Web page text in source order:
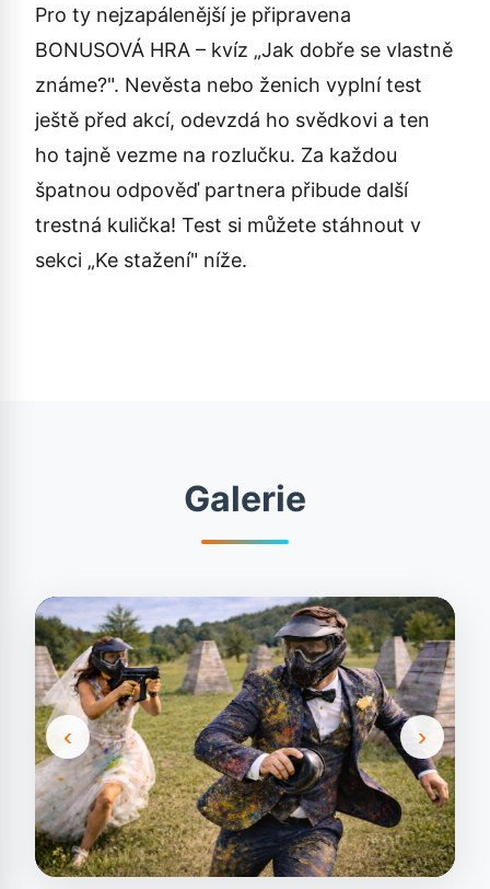
Pro ty nejzapálenější je připravena
BONUSOVÁ HRA – kvíz „Jak dobře se vlastně
známe?". Nevěsta nebo ženich vyplní test
ještě před akcí, odevzdá ho svědkovi a ten
ho tajně vezme na rozlučku. Za každou
špatnou odpověď partnera přibude další
trestná kulička! Test si můžete stáhnout v
sekci „Ke stažení" níže.
Galerie
‹ ›